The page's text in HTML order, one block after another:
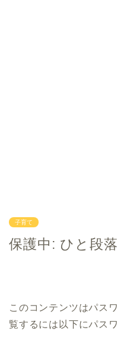
子育て
保護中: ひと段
このコンテンツはパス
覧するには以下にパス